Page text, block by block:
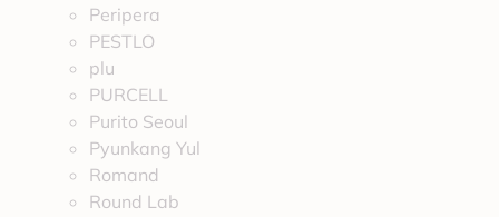
Peripera
PESTLO
plu
PURCELL
Purito Seoul
Pyunkang Yul
Romand
Round Lab